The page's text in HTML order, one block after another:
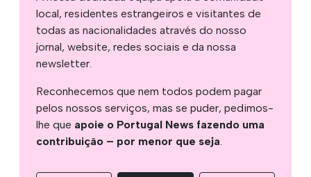
local, residentes estrangeiros e visitantes de
todas as nacionalidades através do nosso
jornal, website, redes sociais e da nossa
newsletter.
Reconhecemos que nem todos podem pagar
pelos nossos serviços, mas se puder, pedimos-
lhe que apoie o Portugal News fazendo uma
contribuição – por menor que seja.